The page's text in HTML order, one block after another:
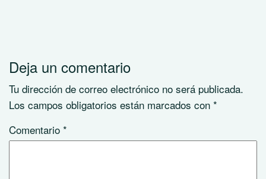
Deja un comentario
Tu dirección de correo electrónico no será publicada.
Los campos obligatorios están marcados con *
Comentario *